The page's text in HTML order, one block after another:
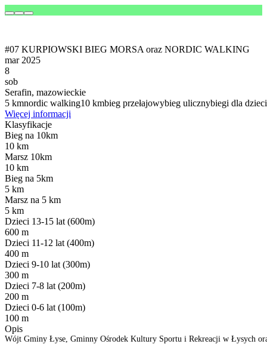
#07 KURPIOWSKI BIEG MORSA oraz NORDIC WALKING
mar 2025
8
sob
Serafin, mazowieckie
5 kmnordic walking10 kmbieg przełajowybieg ulicznybiegi dla dzieci
Więcej informacji
Klasyfikacje
Bieg na 10km
10 km
Marsz 10km
10 km
Bieg na 5km
5 km
Marsz na 5 km
5 km
Dzieci 13-15 lat (600m)
600 m
Dzieci 11-12 lat (400m)
400 m
Dzieci 9-10 lat (300m)
300 m
Dzieci 7-8 lat (200m)
200 m
Dzieci 0-6 lat (100m)
100 m
Opis
Wójt Gminy Łyse, Gminny Ośrodek Kultury Sportu i Rekreacji w Łysych